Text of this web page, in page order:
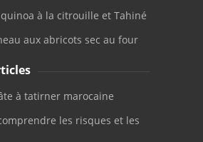
à la citrouille et Tahiné
aux abricots sec au four
à tatirner marocaine
les risques et les